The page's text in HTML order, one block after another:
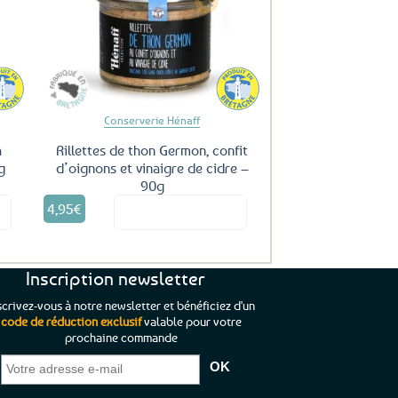
Conserverie Hénaff
Rillettes de thon Germon, confit
d’oignons et vinaigre de cidre –
90g
4,95€
je pouvais pas
;)
mon achat et
rien”Jade C.
“C’est agréable et tout aussi rassurant
de constater qu’il n’y a pas de petite
commande, mais un client à satisfaire.”
Inscription newsletter
vous à notre newsletter et bénéficiez d'un
code de réduction exclusifvalable pour votre
prochaine commande